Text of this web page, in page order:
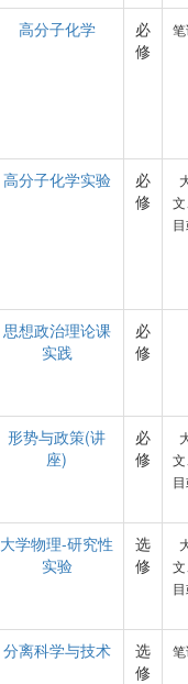
高分子化学
必
修
笔
高分子化学实验
必
修
思想政治理论课
实践
必
修
形势与政策(讲
座)
必
修
大学物理-研究性
实验
选
修
分离科学与技术
选
修
笔